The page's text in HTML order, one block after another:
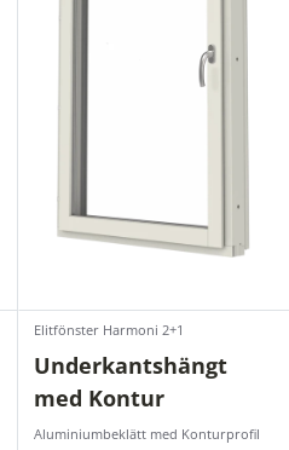
Elitfönster Harmoni 2+1
Underkantshängt
med Kontur
Aluminiumbeklätt med Konturprofil